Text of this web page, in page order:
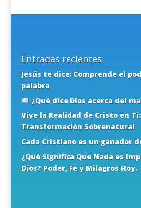
Entradas recientes
Jesús te dice: Comprende el
palabra
¿Qué dice Dios acerca del
Vive la Realidad de Cristo en
Transformación Sobrenatural
Cada Cristiano es un ganador
¿Qué Significa Que Nada es
Dios? Poder, Fe y Milagros Hoy.